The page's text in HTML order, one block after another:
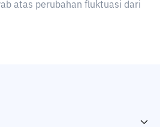
atas perubahan fluktuasi dari